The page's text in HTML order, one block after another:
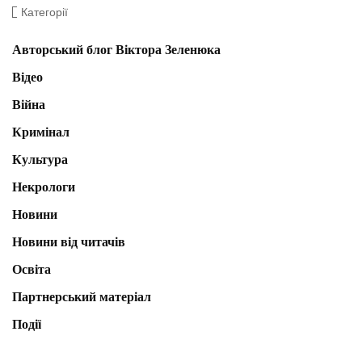
Категорії
Авторський блог Віктора Зеленюка
Відео
Війна
Кримінал
Культура
Некрологи
Новини
Новини від читачів
Освіта
Партнерський матеріал
Події